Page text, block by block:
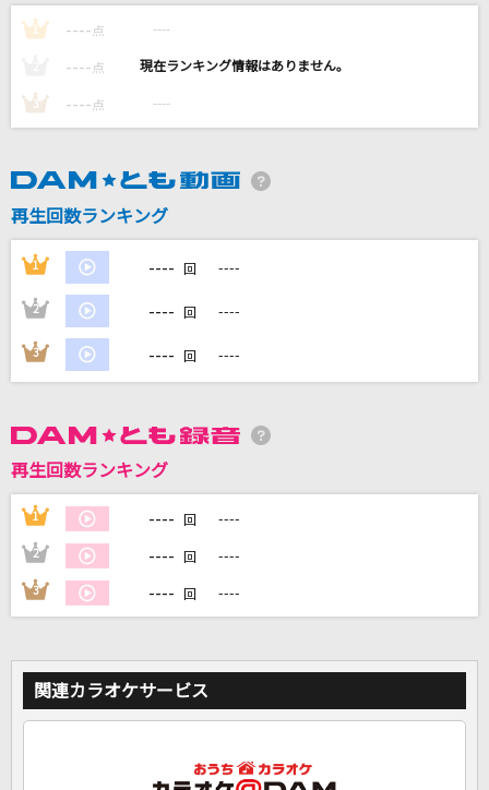
僕が手を叩く方へ
DAMの新曲・ランキングなど
カラオケ最新情報をチェック！
DAMに会員登録・ログインして
家族や友達と一緒に！練習にも！
1 ---- 点 ----
---- 点 ----
3 ---- 点 ----
再生回数ランキング
1 ---- 回 ----
2 ---- 回 ----
3 ---- 回 ----
再生回数ランキング
1 ---- 回 ----
2 ---- 回 ----
3 ---- 回 ----
関連カラオケサービス